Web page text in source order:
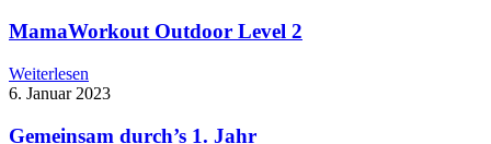
MamaWorkout Outdoor Level 2
Weiterlesen
6. Januar 2023
Gemeinsam durch’s 1. Jahr